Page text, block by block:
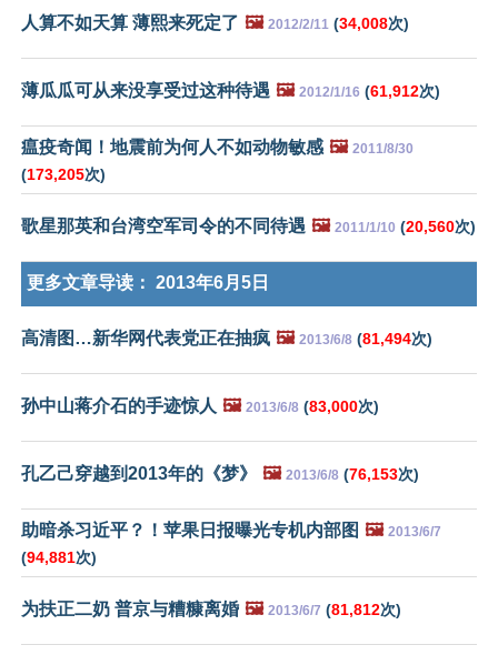
人算不如天算 薄熙来死定了 🖼️ 2012/2/11 (34,008次)
薄瓜瓜可从来没享受过这种待遇 🖼️ 2012/1/16 (61,912次)
瘟疫奇闻！地震前为何人不如动物敏感 🖼️ 2011/8/30
(173,205次)
歌星那英和台湾空军司令的不同待遇 🖼️ 2011/1/10 (20,560次)
更多文章导读： 2013年6月5日
高清图…新华网代表党正在抽疯 🖼️ 2013/6/8 (81,494次)
孙中山蒋介石的手迹惊人 🖼️ 2013/6/8 (83,000次)
孔乙己穿越到2013年的《梦》 🖼️ 2013/6/8 (76,153次)
助暗杀习近平？！苹果日报曝光专机内部图 🖼️ 2013/6/7
(94,881次)
为扶正二奶 普京与糟糠离婚 🖼️ 2013/6/7 (81,812次)